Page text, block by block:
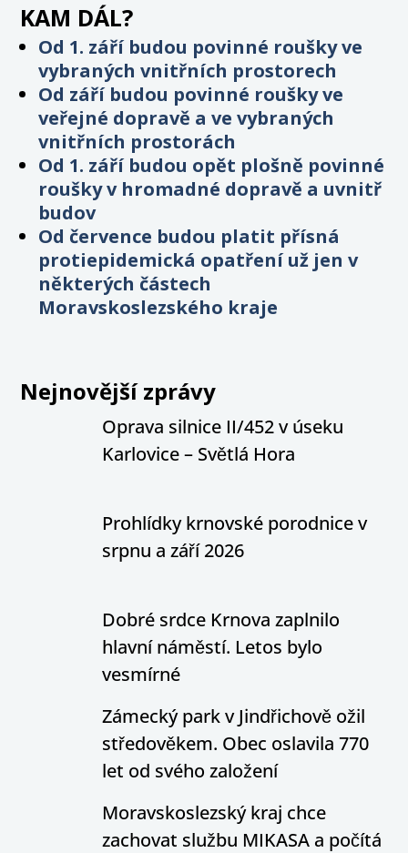
KAM DÁL?
Od 1. září budou povinné roušky ve
vybraných vnitřních prostorech
Od září budou povinné roušky ve
veřejné dopravě a ve vybraných
vnitřních prostorách
Od 1. září budou opět plošně povinné
roušky v hromadné dopravě a uvnitř
budov
Od července budou platit přísná
protiepidemická opatření už jen v
některých částech
Moravskoslezského kraje
Nejnovější zprávy
Oprava silnice II/452 v úseku
Karlovice – Světlá Hora
Prohlídky krnovské porodnice v
srpnu a září 2026
Dobré srdce Krnova zaplnilo
hlavní náměstí. Letos bylo
vesmírné
Zámecký park v Jindřichově ožil
středověkem. Obec oslavila 770
let od svého založení
Moravskoslezský kraj chce
zachovat službu MIKASA a počítá